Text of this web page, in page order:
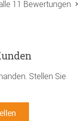
11 Bewertungen
Stellen Sie